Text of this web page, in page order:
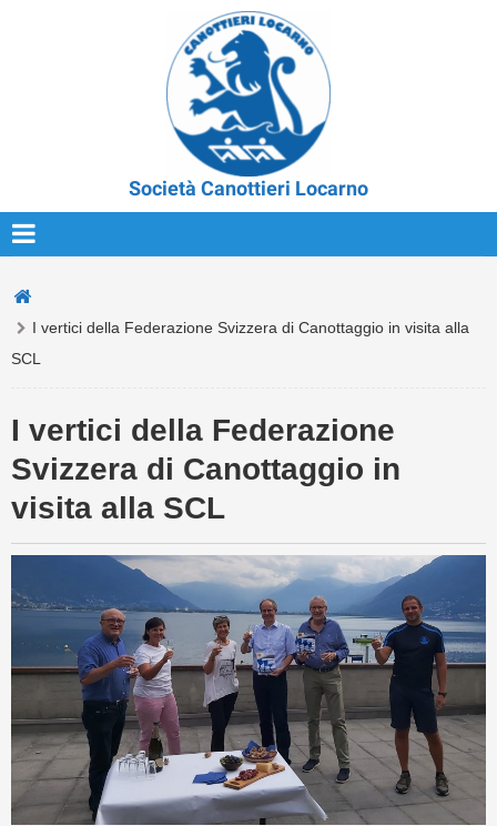
Società Canottieri Locarno
I vertici della Federazione Svizzera di Canottaggio in visita alla
SCL
I vertici della Federazione
Svizzera di Canottaggio in
visita alla SCL